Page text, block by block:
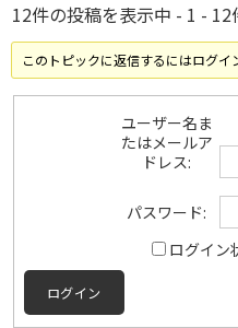
12件の投稿を表示中 - 1 -
このトピックに返信するにはログイ
ユーザー名ま
たはメールア
ドレス:
パスワード:
ログイン
ログイン